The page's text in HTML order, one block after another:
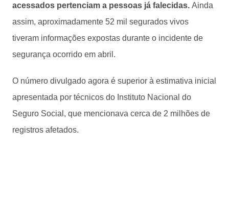
acessados pertenciam a pessoas já falecidas. Ainda
assim, aproximadamente 52 mil segurados vivos
tiveram informações expostas durante o incidente de
segurança ocorrido em abril.
O número divulgado agora é superior à estimativa inicial
apresentada por técnicos do Instituto Nacional do
Seguro Social, que mencionava cerca de 2 milhões de
registros afetados.